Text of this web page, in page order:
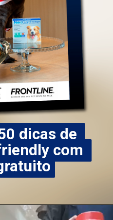
dicas de
com
dicas de
com